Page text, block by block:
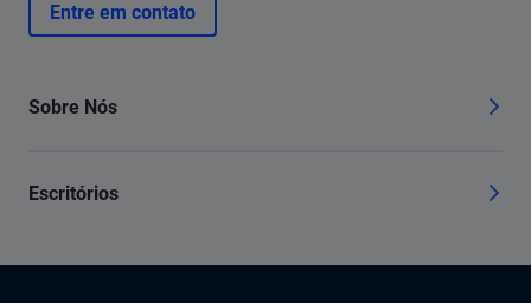
Entre em contato
Sobre Nós
Escritórios